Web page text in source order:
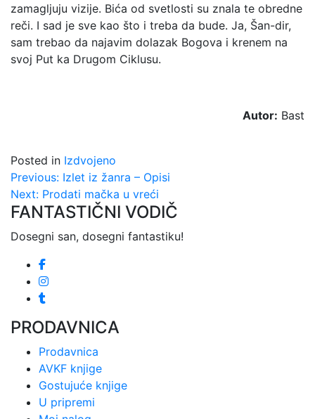
zamagljuju vizije. Bića od svetlosti su znala te obredne
reči. I sad je sve kao što i treba da bude. Ja, Šan-dir,
sam trebao da najavim dolazak Bogova i krenem na
svoj Put ka Drugom Ciklusu.
Autor: Bast
Posted in Izdvojeno
Kretanje
članka
Previous: Izlet iz žanra – Opisi
Next: Prodati mačka u vreći
FANTASTIČNI VODIČ
Dosegni san, dosegni fantastiku!
PRODAVNICA
Prodavnica
AVKF knjige
Gostujuće knjige
U pripremi